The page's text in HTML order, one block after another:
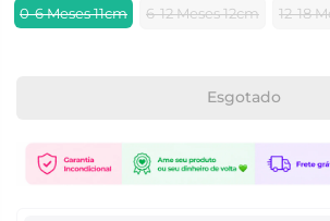
0-6 Meses 11cm 6-12 Meses 12cm 12-18
Esgotado